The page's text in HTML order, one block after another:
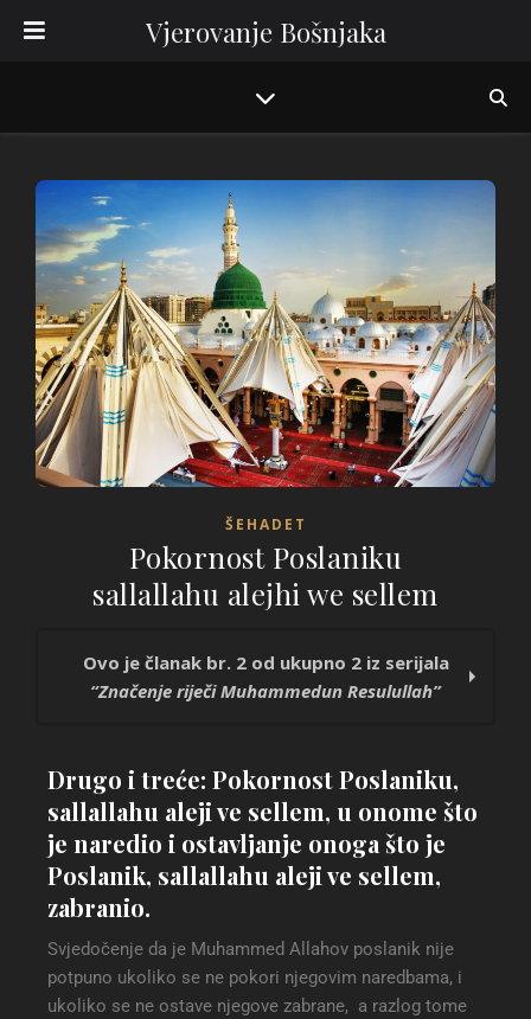
Vjerovanje Bošnjaka
ŠEHADET
Pokornost Poslaniku
sallallahu alejhi we sellem
Ovo je članak br. 2 od ukupno 2 iz serijala
“Značenje riječi Muhammedun Resulullah”
Pokornost Poslaniku sallallahu alejhi we
sellem
Drugo i treće: Pokornost Poslaniku,
sallallahu aleji ve sellem, u onome što
je naredio i ostavljanje onoga što je
Poslanik, sallallahu aleji ve sellem,
zabranio.
Svjedočenje da je Muhammed Allahov poslanik nije
potpuno ukoliko se ne pokori njegovim naredbama, i
ukoliko se ne ostave njegove zabrane, a razlog tome